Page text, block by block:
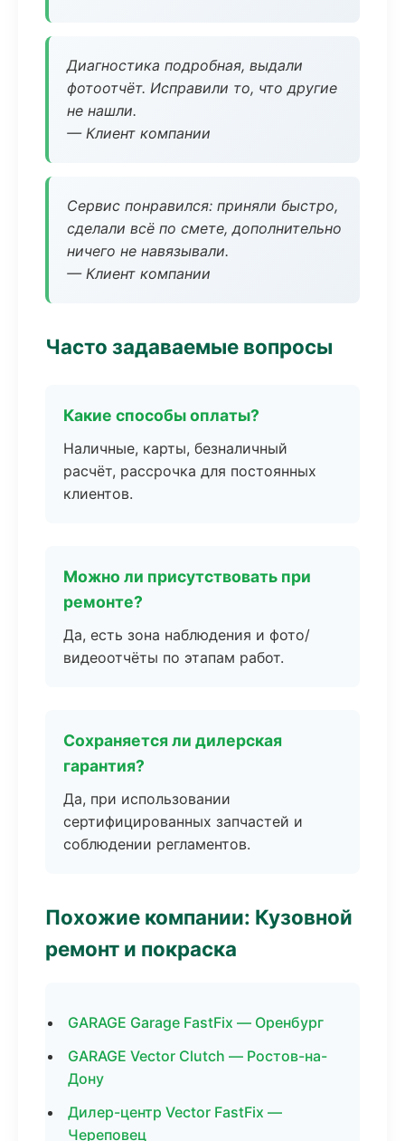
Диагностика подробная, выдали
фотоотчёт. Исправили то, что другие
не нашли.
— Клиент компании
Сервис понравился: приняли быстро,
сделали всё по смете, дополнительно
ничего не навязывали.
— Клиент компании
Часто задаваемые вопросы
Какие способы оплаты?
Наличные, карты, безналичный
расчёт, рассрочка для постоянных
клиентов.
Можно ли присутствовать при
ремонте?
Да, есть зона наблюдения и фото/
видеоотчёты по этапам работ.
Сохраняется ли дилерская
гарантия?
Да, при использовании
сертифицированных запчастей и
соблюдении регламентов.
Похожие компании: Кузовной
ремонт и покраска
GARAGE Garage FastFix — Оренбург
GARAGE Vector Clutch — Ростов-на-
Дону
Дилер-центр Vector FastFix —
Череповец